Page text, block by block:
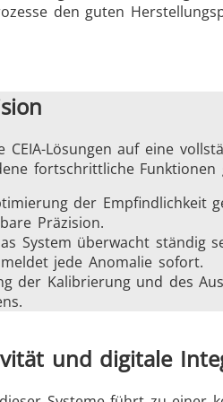
den guten
Lösungen auf eine
fortschrittliche Funktionen
der Empfindlichkeit
Präzision.
System überwacht ständig
jede Anomalie sofort.
der Kalibrierung und des
und digitale